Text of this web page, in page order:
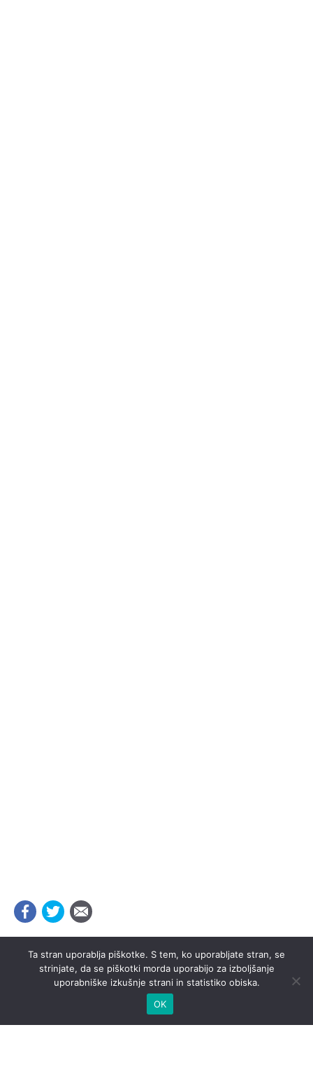
Ta stran uporablja piškotke. S tem, ko uporabljate stran, se
strinjate, da se piškotki morda uporabijo za izboljšanje
uporabniške izkušnje strani in statistiko obiska.
OK